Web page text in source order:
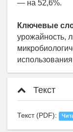
— на 52,6%.
Ключевые
урожайность,
использования
Текст
Текст (PDF):